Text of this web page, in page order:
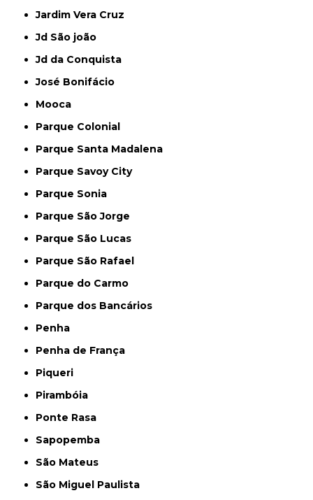
Jardim Vera Cruz
Jd São joão
Jd da Conquista
José Bonifácio
Mooca
Parque Colonial
Parque Santa Madalena
Parque Savoy City
Parque Sonia
Parque São Jorge
Parque São Lucas
Parque São Rafael
Parque do Carmo
Parque dos Bancários
Penha
Penha de França
Piqueri
Pirambóia
Ponte Rasa
Sapopemba
São Mateus
São Miguel Paulista